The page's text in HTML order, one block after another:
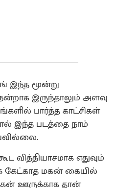
இந்த மூன்று
இருந்தாலும் அளவு
பார்த்த காட்சிகள்
இந்த படத்தை நாம்
வித்தியாசமாக எதுவும்
மகன் கையில்
ஊருக்காக தான்